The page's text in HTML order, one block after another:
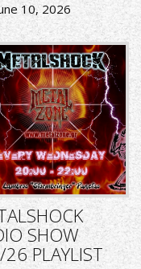
10, 2026
SHOW
PLAYLIST